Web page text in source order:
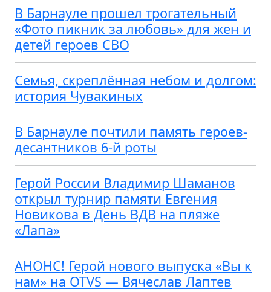
В Барнауле прошел трогательный
«Фото пикник за любовь» для жен и
детей героев СВО
Семья, скреплённая небом и долгом:
история Чувакиных
В Барнауле почтили память героев-
десантников 6-й роты
Герой России Владимир Шаманов
открыл турнир памяти Евгения
Новикова в День ВДВ на пляже
«Лапа»
АНОНС! Герой нового выпуска «Вы к
нам» на OTVS — Вячеслав Лаптев